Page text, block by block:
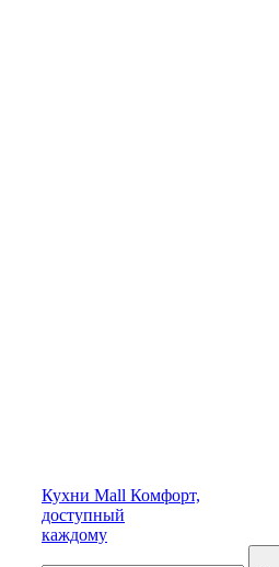
Кухни Mall Комфорт,
доступный
каждому